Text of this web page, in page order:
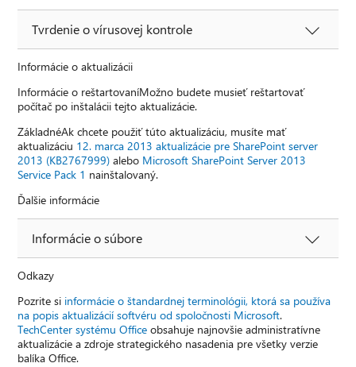
Tvrdenie o vírusovej kontrole
Informácie o aktualizácii
Informácie o reštartovaníMožno budete musieť reštartovať
počítač po inštalácii tejto aktualizácie.
ZákladnéAk chcete použiť túto aktualizáciu, musíte mať
aktualizáciu 12. marca 2013 aktualizácie pre SharePoint server
2013 (KB2767999) alebo Microsoft SharePoint Server 2013
Service Pack 1 nainštalovaný.
Ďalšie informácie
Informácie o súbore
Odkazy
Pozrite si informácie o štandardnej terminológii, ktorá sa používa
na popis aktualizácií softvéru od spoločnosti Microsoft.
TechCenter systému Office obsahuje najnovšie administratívne
aktualizácie a zdroje strategického nasadenia pre všetky verzie
balíka Office.